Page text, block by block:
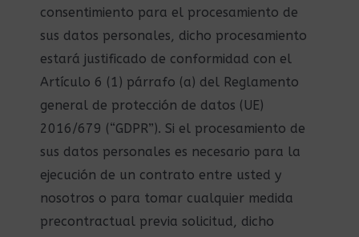
consentimiento para el procesamiento de
sus datos personales, dicho procesamiento
estará justificado de conformidad con el
Artículo 6 (1) párrafo (a) del Reglamento
general de protección de datos (UE)
2016/679 (“GDPR”). Si el procesamiento de
sus datos personales es necesario para la
ejecución de un contrato entre usted y
nosotros o para tomar cualquier medida
precontractual previa solicitud, dicho